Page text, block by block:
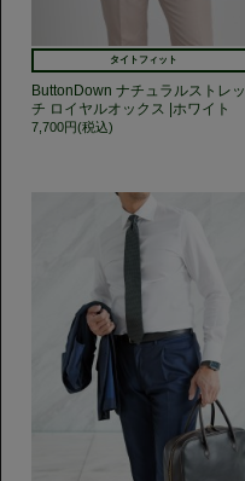
タイトフィット
ButtonDown ナチュラルストレッ
チ ロイヤルオックス |ホワイト
7,700円(税込)